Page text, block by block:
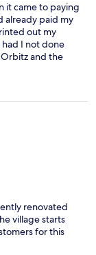
it came to paying
already paid my
out my
I not done
and the
renovated
village starts
for this